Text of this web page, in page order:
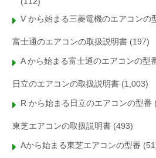
V から始まる三菱電機のエアコンの
富士通のエアコンの取扱説明書 (197)
A から始まる富士通のエアコンの型
日立のエアコンの取扱説明書 (1,003)
R から始まる日立のエアコンの型番
東芝エアコンの取扱説明書 (493)
Aから始まる東芝エアコンの型番